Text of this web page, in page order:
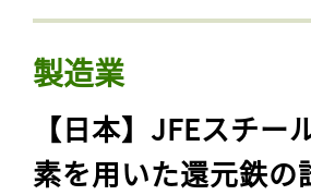
製造業
【日本】JFEスチ
素を用いた還元鉄